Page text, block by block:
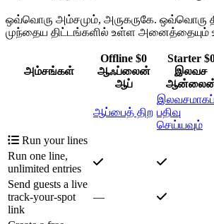
ஒவ்வொரு அம்சமும், அருகருகே. ஒவ்வொரு
முந்தைய திட்டங்களில் உள்ள அனைத்தையும்
அம்சங்கள்
Offline $0
ஆஃப்லைன்
ஆப்
Starter
இலவச
ஆப்பைத் திற
இலவசமாகப்
பதிவு
செய்யவும்
Run your lines
Run one line,
unlimited entries
Send guests a live
track-your-spot
link
—